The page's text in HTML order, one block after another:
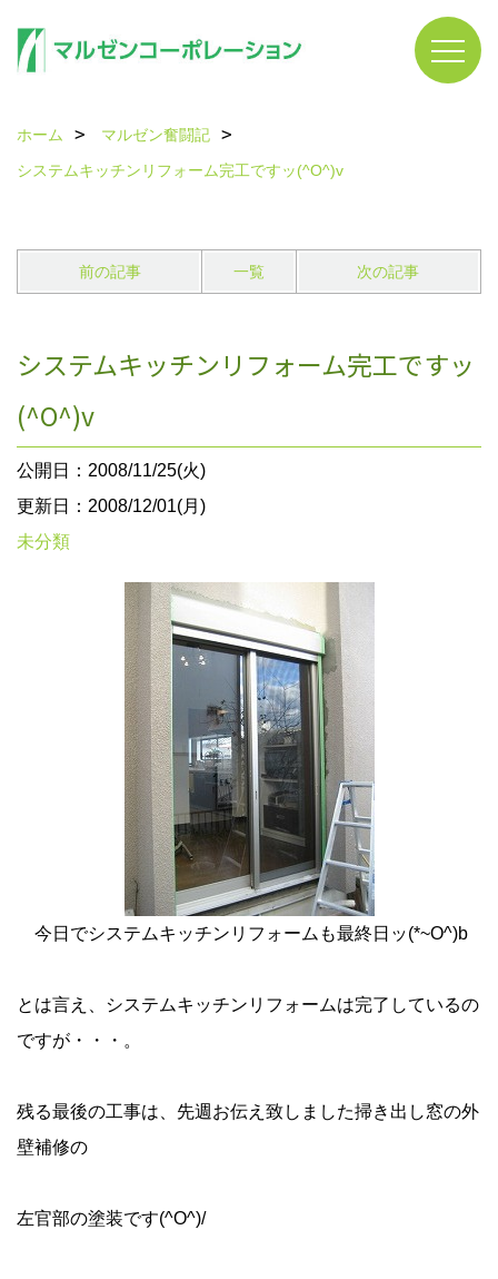
ホーム
マルゼン奮闘記
システムキッチンリフォーム完工ですッ(^O^)v
前の記事 一覧 次の記事
システムキッチンリフォーム完工ですッ
(^O^)v
公開日：2008/11/25(火)
更新日：2008/12/01(月)
未分類
今日でシステムキッチンリフォームも最終日ッ(*~O^)b
とは言え、システムキッチンリフォームは完了しているの
ですが・・・。
残る最後の工事は、先週お伝え致しました掃き出し窓の外
壁補修の
左官部の塗装です(^O^)/